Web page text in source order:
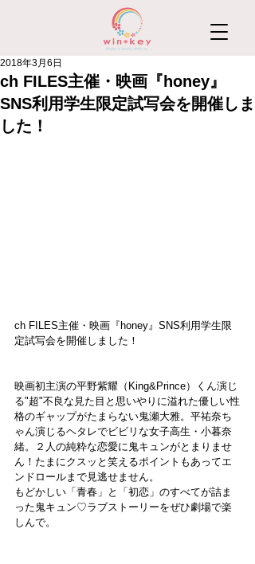
ch FILES主催・映画『honey』
SNS利用学生限定試写会を開催しま
した！
2018年3月6日
ch FILES主催・映画『honey』SNS利用学生限
定試写会を開催しました！
映画初主演の平野紫耀（King&Prince）くん演じ
る"超"不良な見た目と思いやりに溢れた優しい性
格のギャップがたまらない鬼瀬大雅。平祐奈ち
ゃん演じるヘタレでビビリな女子高生・小暮奈
緒。２人の純粋な恋愛に鬼キュンがとまりませ
ん！たまにクスッと笑えるポイントもあってエ
ンドロールまで見逃せません。
もどかしい「青春」と「初恋」のすべてが詰ま
った鬼キュン♡ラブストーリーをぜひ劇場で楽
しんで。